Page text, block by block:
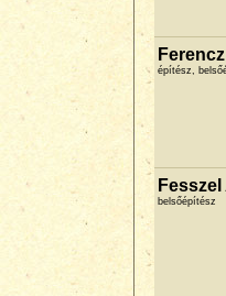
építész,
belsőépítész